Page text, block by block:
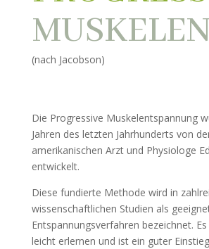
(nach Jacobson)
Die Progressive Muskelentspannung
Jahren des letzten Jahrhunderts von
amerikanischen Arzt und Physiologe
entwickelt.
Diese fundierte Methode wird in
wissenschaftlichen Studien als
Entspannungsverfahren bezeichnet.
leicht erlernen und ist ein guter